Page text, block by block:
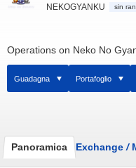
NEKOGYANKU sin
Operations on Neko No
Guadagna Portafoglio
Panoramica Exchange /